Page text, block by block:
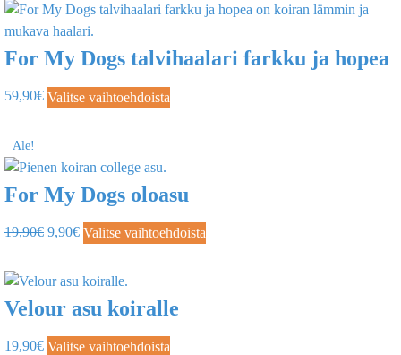
For My Dogs talvihaalari farkku ja hopea
59,90€ Valitse vaihtoehdoista
Ale!
For My Dogs oloasu
19,90€ 9,90€ Valitse vaihtoehdoista
Velour asu koiralle
19,90€ Valitse vaihtoehdoista